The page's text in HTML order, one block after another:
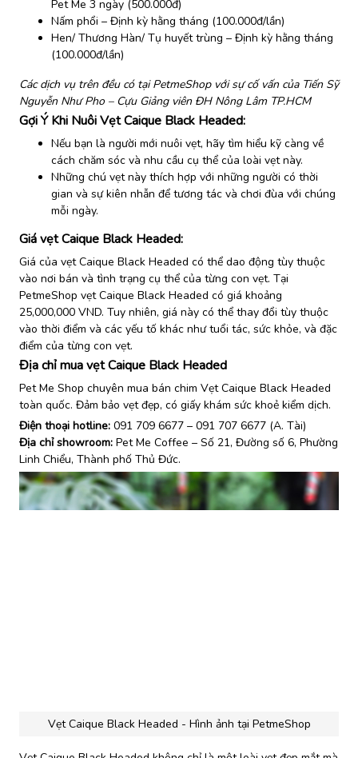
Pet Me 3 ngày (500.000đ)
Nấm phổi – Định kỳ hằng tháng (100.000đ/lần)
Hen/ Thương Hàn/ Tụ huyết trùng – Định kỳ hằng tháng
(100.000đ/lần)
Các dịch vụ trên đều có tại PetmeShop với sự cố vấn của Tiến Sỹ
Nguyễn Như Pho – Cựu Giảng viên ĐH Nông Lâm TP.HCM
Gợi Ý Khi Nuôi Vẹt Caique Black Headed:
Nếu bạn là người mới nuôi vẹt, hãy tìm hiểu kỹ càng về
cách chăm sóc và nhu cầu cụ thể của loài vẹt này.
Những chú vẹt này thích hợp với những người có thời
gian và sự kiên nhẫn để tương tác và chơi đùa với chúng
mỗi ngày.
Giá vẹtCaique Black Headed:
Giá của vẹt Caique Black Headed có thể dao động tùy thuộc
vào nơi bán và tình trạng cụ thể của từng con vẹt. Tại
PetmeShop vẹt Caique Black Headed có giá khoảng
25,000,000 VND​​. Tuy nhiên, giá này có thể thay đổi tùy thuộc
vào thời điểm và các yếu tố khác như tuổi tác, sức khỏe, và đặc
điểm của từng con vẹt.
Địa chỉ mua vẹt Caique Black Headed
Pet Me Shop chuyên mua bán chim Vẹt Caique Black Headed
toàn quốc. Đảm bảo vẹt đẹp, có giấy khám sức khoẻ kiểm dịch.
Điện thoại hotline: 091 709 6677 – 091 707 6677 (A. Tài)
Địa chỉ showroom: Pet Me Coffee – Số 21, Đường số 6, Phường
Linh Chiểu, Thành phố Thủ Đức.
Vẹt Caique Black Headed - Hình ảnh tại PetmeShop